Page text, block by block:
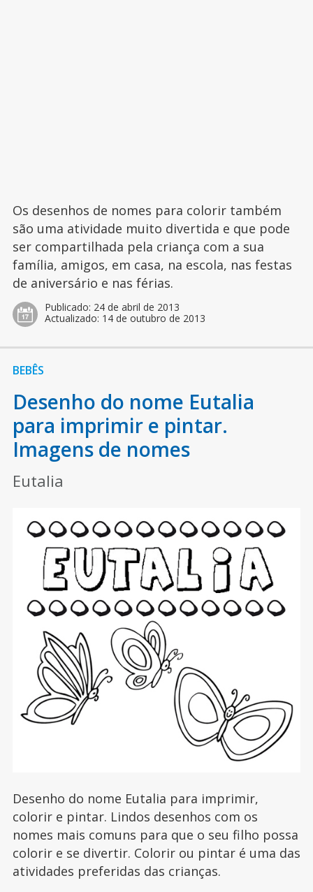
Os desenhos de nomes para colorir também
são uma atividade muito divertida e que pode
ser compartilhada pela criança com a sua
família, amigos, em casa, na escola, nas festas
de aniversário e nas férias.
Publicado: 24 de abril de 2013
Actualizado: 14 de outubro de 2013
BEBÊS
Desenho do nome Eutalia
para imprimir e pintar.
Imagens de nomes
Eutalia
Desenho do nome Eutalia para imprimir,
colorir e pintar. Lindos desenhos com os
nomes mais comuns para que o seu filho possa
colorir e se divertir. Colorir ou pintar é uma das
atividades preferidas das crianças.